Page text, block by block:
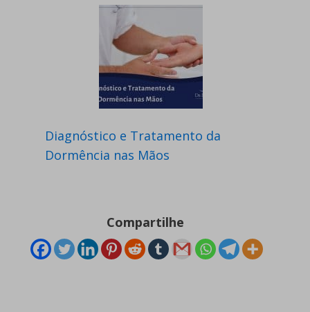
Diagnóstico e Tratamento da
Dormência nas Mãos
Compartilhe